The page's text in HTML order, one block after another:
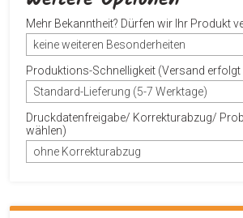
Mehr Bekanntheit? Dürfen wir Ihr Produkt
keine weiteren Besonderheiten
Produktions-Schnelligkeit (Versand erfolgt
Standard-Lieferung (5-7 Werktage)
Druckdatenfreigabe/ Korrekturabzug/
wählen)
ohne Korrekturabzug